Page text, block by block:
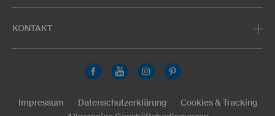
KONTAKT
Impressum Datenschutzerklärung
Cookies & Tracking